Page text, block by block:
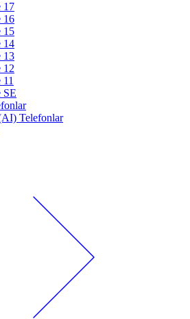
17
16
15
14
13
12
SE
Telefonlar